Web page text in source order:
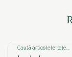
Caută articolele tale...